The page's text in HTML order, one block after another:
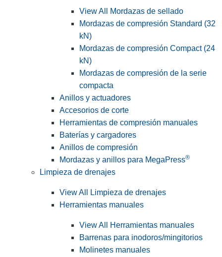
View All Mordazas de sellado
Mordazas de compresión Standard (32
kN)
Mordazas de compresión Compact (24
kN)
Mordazas de compresión de la serie
compacta
Anillos y actuadores
Accesorios de corte
Herramientas de compresión manuales
Baterías y cargadores
Anillos de compresión
Mordazas y anillos para MegaPress®
Limpieza de drenajes
View All Limpieza de drenajes
Herramientas manuales
View All Herramientas manuales
Barrenas para inodoros/mingitorios
Molinetes manuales